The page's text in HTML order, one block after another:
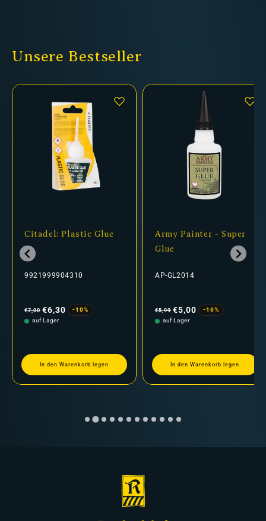
Unsere Bestseller
Citadel: Plastic Glue
9921999904310
Preis
€7,00 €6,30
-10%
auf Lager
In den Warenkorb legen
Army Painter - Super
Glue
AP-GL2014
Preis
€5,99 €5,00
-16%
auf Lager
In den Warenkorb legen